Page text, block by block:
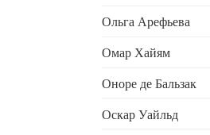
Ольга Арефьева
Омар Хайям
Оноре де Бальзак
Оскар Уайльд